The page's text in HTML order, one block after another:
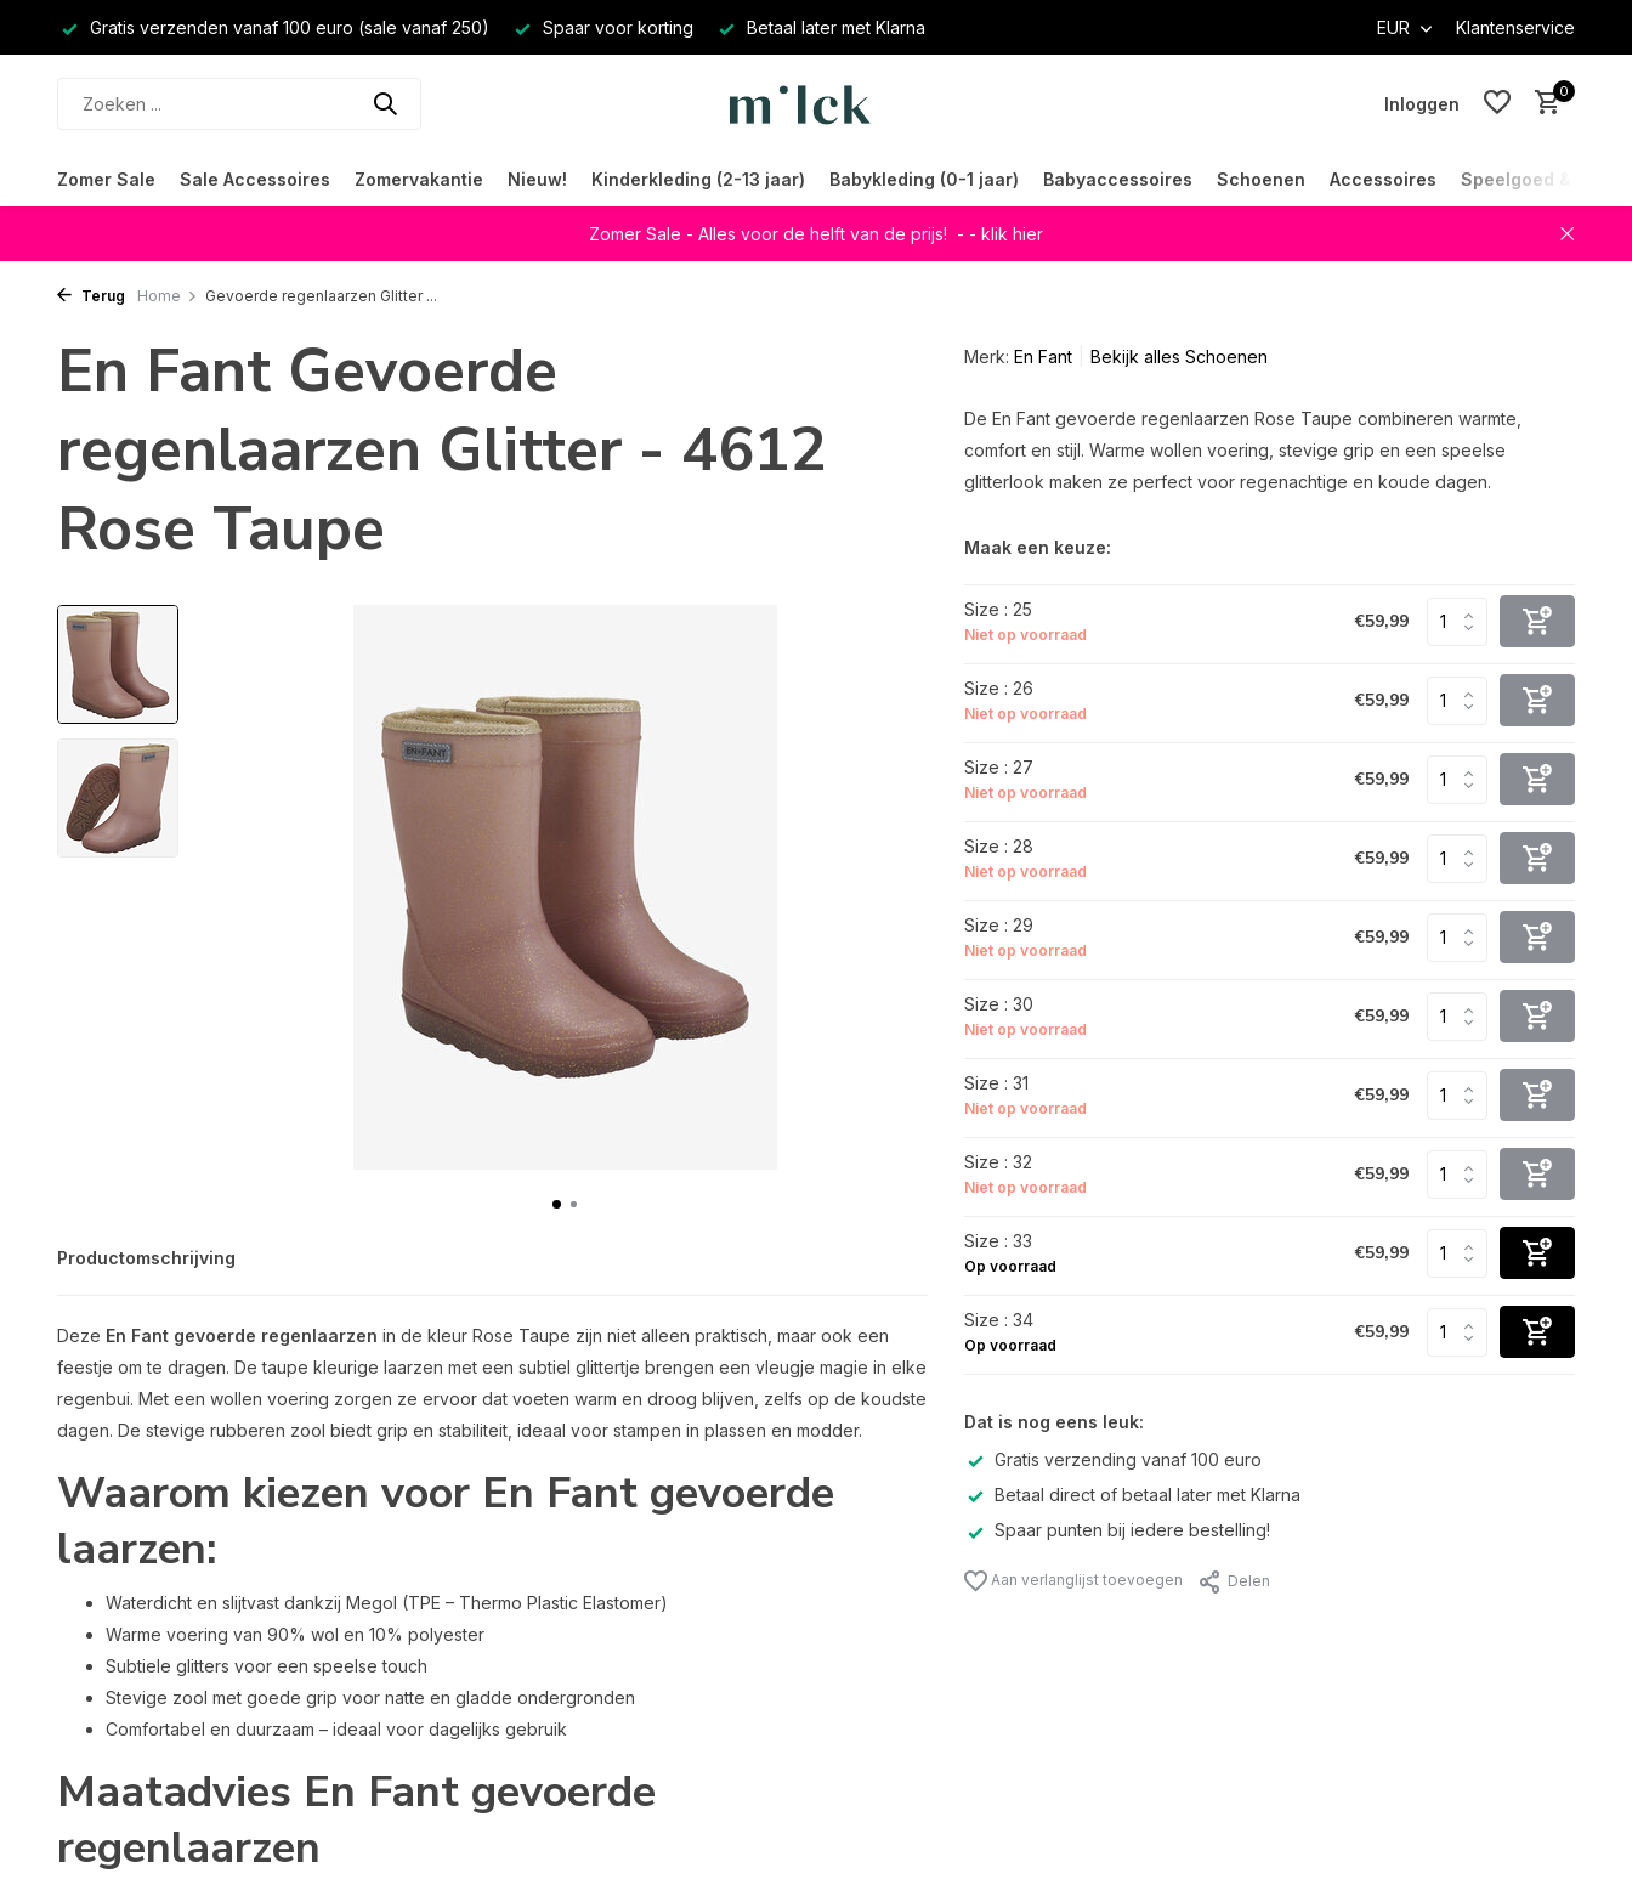
Gratis verzenden vanaf 100 euro (sale vanaf 250) Spaar voor korting Betaal later met Klarna EUR Klantenservice
Inloggen
0
Zomer Sale Sale Accessoires Zomervakantie Nieuw! Kinderkleding (2-13 jaar) Babykleding (0-1 jaar) Babyaccessoires Schoenen Accessoires Speelgoed &
Zomer Sale - Alles voor de helft van de prijs! - - klik hier
Terug Home Gevoerde regenlaarzen Glitter ...
En Fant Gevoerde
regenlaarzen Glitter - 4612
Rose Taupe
Productomschrijving
Deze En Fant gevoerde regenlaarzen in de kleur Rose Taupe zijn niet alleen praktisch, maar ook een
feestje om te dragen. De taupe kleurige laarzen met een subtiel glittertje brengen een vleugje magie in elke
regenbui. Met een wollen voering zorgen ze ervoor dat voeten warm en droog blijven, zelfs op de koudste
dagen. De stevige rubberen zool biedt grip en stabiliteit, ideaal voor stampen in plassen en modder.
Waarom kiezen voor En Fant gevoerde
laarzen:
Waterdicht en slijtvast dankzij Megol (TPE – Thermo Plastic Elastomer)
Warme voering van 90% wol en 10% polyester
Subtiele glitters voor een speelse touch
Stevige zool met goede grip voor natte en gladde ondergronden
Comfortabel en duurzaam – ideaal voor dagelijks gebruik
Maatadvies En Fant gevoerde
regenlaarzen
Merk: En Fant Bekijk alles Schoenen
De En Fant gevoerde regenlaarzen Rose Taupe combineren warmte,
comfort en stijl. Warme wollen voering, stevige grip en een speelse
glitterlook maken ze perfect voor regenachtige en koude dagen.
Maak een keuze:
Size : 25
Niet op voorraad
€59,99
Size : 26
Niet op voorraad
€59,99
Size : 27
Niet op voorraad
€59,99
Size : 28
Niet op voorraad
€59,99
Size : 29
Niet op voorraad
€59,99
Size : 30
Niet op voorraad
€59,99
Size : 31
Niet op voorraad
€59,99
Size : 32
Niet op voorraad
€59,99
Size : 33
Op voorraad
€59,99
Size : 34
Op voorraad
€59,99
Dat is nog eens leuk:
Gratis verzending vanaf 100 euro
Betaal direct of betaal later met Klarna
Spaar punten bij iedere bestelling!
Aan verlanglijst toevoegen Delen